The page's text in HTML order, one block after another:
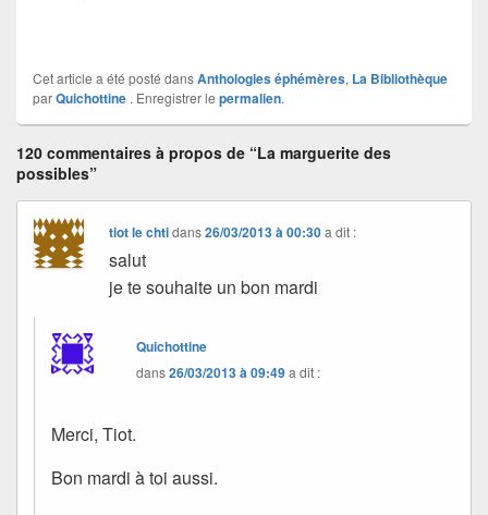
Cet article a été posté dansAnthologies éphémères, La Bibliothèque
parQuichottine . Enregistrer le permalien.
120 commentaires à propos de “La marguerite des
possibles”
tiot le chtidans26/03/2013 à 00:30 a dit :
salut
je te souhaite un bon mardi
Quichottine
dans26/03/2013 à 09:49a dit :
Merci, Tiot.
Bon mardi à toi aussi.